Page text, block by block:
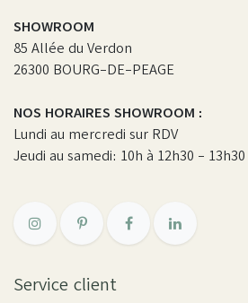
SHOWROOM
85 Allée du Verdon
26300 BOURG-DE-PEAGE
NOS HORAIRES SHOWROOM :
Lundi au mercredi sur RDV
Jeudi au samedi: 10h à 12h30 - 13h30
Service client